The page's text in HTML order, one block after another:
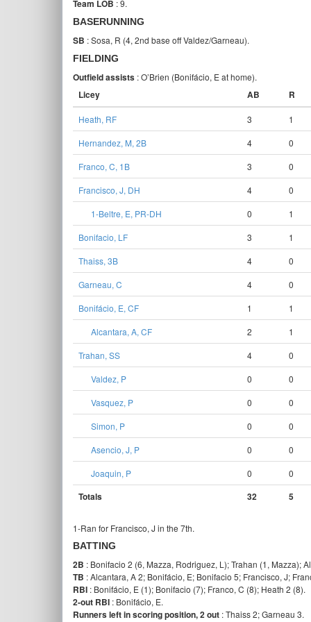
Team LOB : 9.
BASERUNNING
SB : Sosa, R (4, 2nd base off Valdez/Garneau).
FIELDING
Outfield assists : O’Brien (Bonifácio, E at home).
Licey AB R
Heath, RF 3
1
Hernandez, M, 2B
4
0
Franco, C, 1B
3
0
Francisco, J, DH
4
0
1-Beltre, E, PR-DH
0
1
Bonifacio, LF
3
1
Thaiss, 3B
4
0
Garneau, C
4
0
Bonifácio, E, CF
1
1
Alcantara, A, CF
2
1
Trahan, SS
4
0
Valdez, P
0
0
Vasquez, P
0
0
Simon, P
0
0
Asencio, J, P
0
0
Joaquin, P
0 0
Totals 32 5
1-Ran for Francisco, J in the 7th.
BATTING
2B : Bonifacio 2 (6, Mazza, Rodriguez, L); Trahan (1, Mazza);
TB : Alcantara, A 2; Bonifácio, E; Bonifacio 5; Francisco, J;
RBI : Bonifácio, E (1); Bonifacio (7); Franco, C (8); Heath 2 (8).
2-out RBI : Bonifácio, E.
Runners left in scoring position, 2 out : Thaiss 2; Garneau 3.